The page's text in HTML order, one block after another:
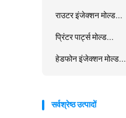
राउटर इंजेक्शन मोल्ड...
प्रिंटर पार्ट्स मोल्ड...
हेडफोन इंजेक्शन मोल्ड...
सर्वश्रेष्ठ उत्पादों